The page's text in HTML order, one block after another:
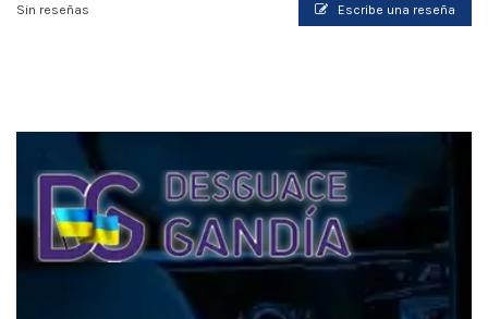
Sin reseñas Escribe una reseña